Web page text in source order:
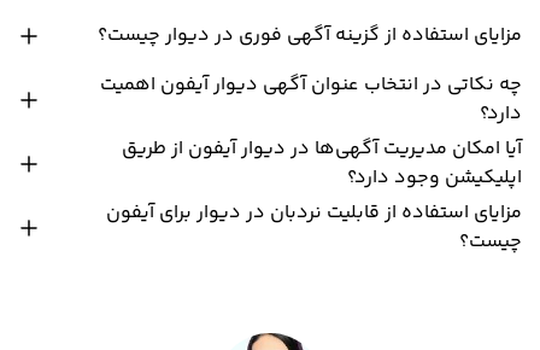
مزایای استفاده از گزینه آگهی فوری در دیوار چیست؟
چه نکاتی در انتخاب عنوان آگهی دیوار آیفون اهمیت
دارد؟
آیا امکان مدیریت آگهی‌ها در دیوار آیفون از طریق
اپلیکیشن وجود دارد؟
مزایای استفاده از قابلیت نردبان در دیوار برای آیفون
چیست؟